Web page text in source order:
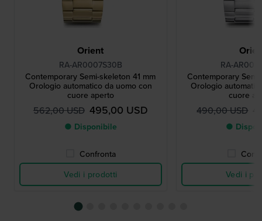
Orient
RA-AR0007S30B
Contemporary Semi-skeleton 41 mm
Orologio automatico da uomo con
cuore aperto
562,00 USD 495,00 USD
● Disponibile
Confronta
Vedi i prodotti
RA-
Contemporary
Orologio
cuore
490,00 USD
●
Vedi i